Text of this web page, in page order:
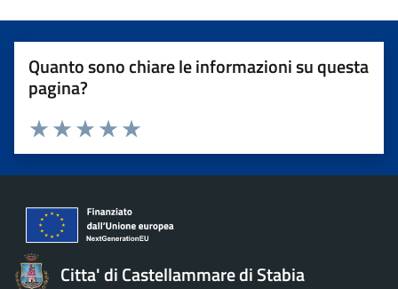
Quanto sono chiare le informazioni su questa
pagina?
Valuta 5 stelle su 5
Valuta 4 stelle su 5
Valuta 3 stelle su 5
Valuta 2 stelle su 5
Valuta 1 stelle su 5
Citta' di Castellammare di Stabia